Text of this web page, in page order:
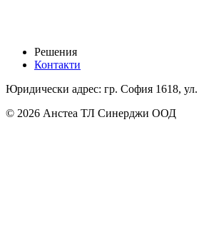
Решения
Контакти
Юридически адрес: гр. София 1618,
© 2026 Анстеа ТЛ Синерджи ООД